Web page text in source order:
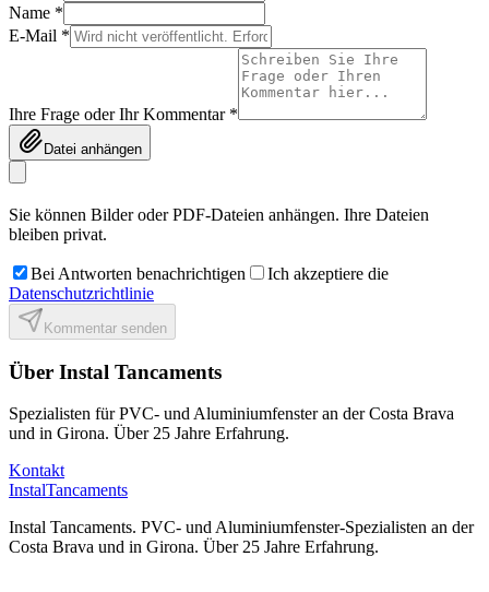
Name *
E-Mail *
Ihre Frage oder Ihr Kommentar *
Datei anhängen
Sie können Bilder oder PDF-Dateien anhängen. Ihre Dateien
bleiben privat.
Bei Antworten benachrichtigen
Ich akzeptiere die
Datenschutzrichtlinie
Kommentar senden
Über Instal Tancaments
Spezialisten für PVC- und Aluminiumfenster an der Costa Brava
und in Girona. Über 25 Jahre Erfahrung.
Kontakt
InstalTancaments
Instal Tancaments. PVC- und Aluminiumfenster-Spezialisten an der
Costa Brava und in Girona. Über 25 Jahre Erfahrung.